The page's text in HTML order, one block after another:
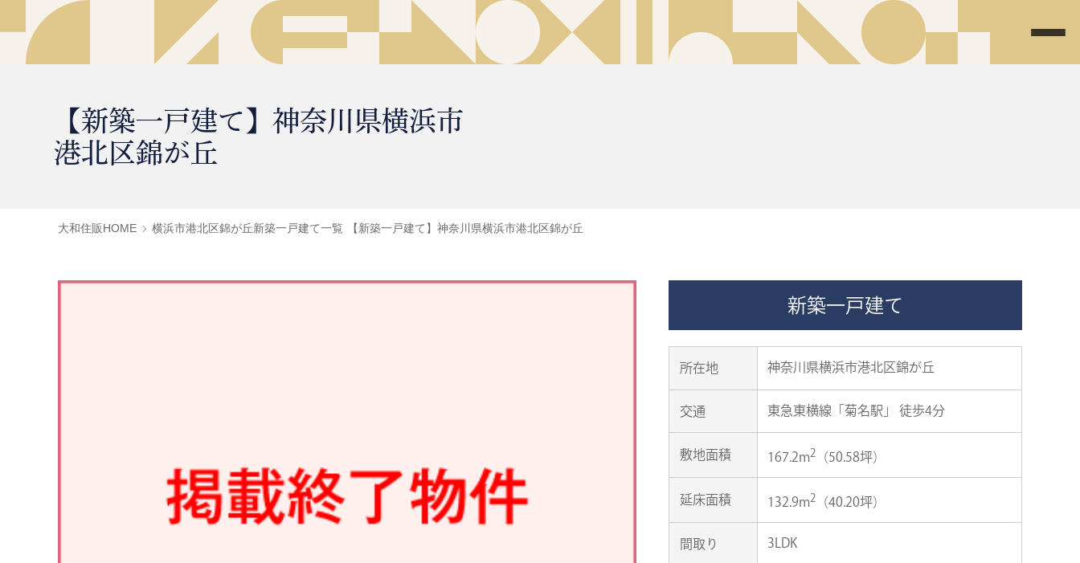
【新築一戸建て】神奈川県横浜市
港北区錦が丘
大和住販HOME 横浜市港北区錦が丘新築一戸建て一覧 【新築一戸建て】神奈川県横浜市港北区錦が丘
新築一戸建て
所在地 神奈川県横浜市港北区錦が丘
交通 東急東横線「菊名駅」 徒歩4分
敷地面積 167.2m2 （50.58坪）
延床面積 132.9m2 （40.20坪）
間取り 3LDK